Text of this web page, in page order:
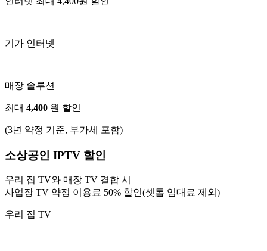
기가 인터넷
매장 솔루션
최대 4,400 원 할인
(3년 약정 기준, 부가세 포함)
소상공인 IPTV 할인
우리 집 TV와 매장 TV 결합 시
사업장 TV 약정 이용료 50% 할인(셋톱 임대료 제외)
우리 집 TV